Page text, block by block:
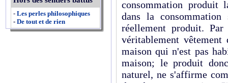
- Les perles philosophiques
- De tout et de rien
consommation produit
dans la
réellement produit.
véritablement
maison qui n'est pas
maison; le produit
naturel, ne s'affirme